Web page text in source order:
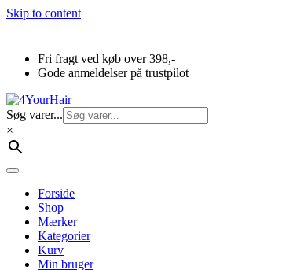
Skip to content
Fri fragt ved køb over 398,-
Gode anmeldelser på trustpilot
Søg varer...
×
Forside
Shop
Mærker
Kategorier
Kurv
Min bruger